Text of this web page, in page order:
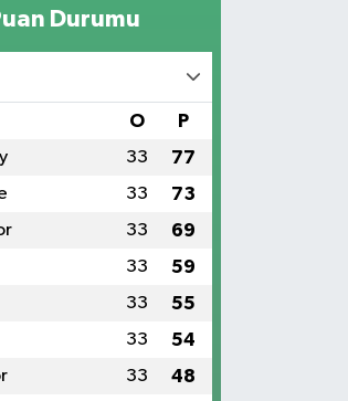
Durumu
O P
33 77
33 73
33 69
33 59
33 55
33 54
33 48